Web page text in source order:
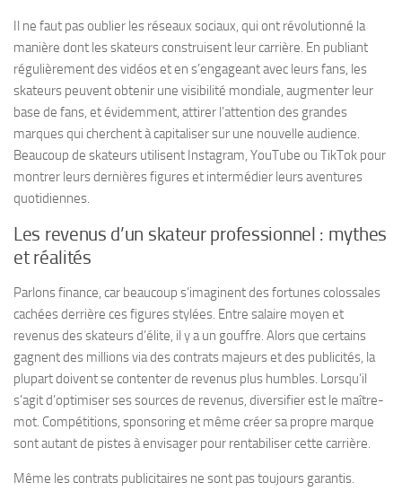
Il ne faut pas oublier les réseaux sociaux, qui ont révolutionné la
manière dont les skateurs construisent leur carrière. En publiant
régulièrement des vidéos et en s’engageant avec leurs fans, les
skateurs peuvent obtenir une visibilité mondiale, augmenter leur
base de fans, et évidemment, attirer l’attention des grandes
marques qui cherchent à capitaliser sur une nouvelle audience.
Beaucoup de skateurs utilisent Instagram, YouTube ou TikTok pour
montrer leurs dernières figures et intermédier leurs aventures
quotidiennes.
Les revenus d’un skateur professionnel : mythes
et réalités
Parlons finance, car beaucoup s’imaginent des fortunes colossales
cachées derrière ces figures stylées. Entre salaire moyen et
revenus des skateurs d’élite, il y a un gouffre. Alors que certains
gagnent des millions via des contrats majeurs et des publicités, la
plupart doivent se contenter de revenus plus humbles. Lorsqu’il
s’agit d’optimiser ses sources de revenus, diversifier est le maître-
mot. Compétitions, sponsoring et même créer sa propre marque
sont autant de pistes à envisager pour rentabiliser cette carrière.
Même les contrats publicitaires ne sont pas toujours garantis.